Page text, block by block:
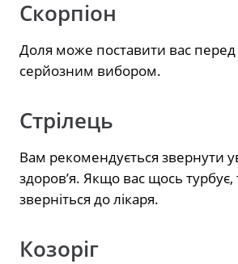
Скорпіон
Доля може поставити вас
серйозним вибором.
Стрілець
Вам рекомендується звернути
здоров’я. Якщо вас щось
зверніться до лікаря.
Козоріг